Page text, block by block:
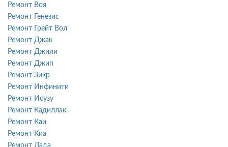
Ремонт Воя
Ремонт Генезис
Ремонт Грейт Вол
Ремонт Джак
Ремонт Джили
Ремонт Джип
Ремонт Зикр
Ремонт Инфинити
Ремонт Исузу
Ремонт Кадиллак
Ремонт Каи
Ремонт Киа
Ремонт Лада